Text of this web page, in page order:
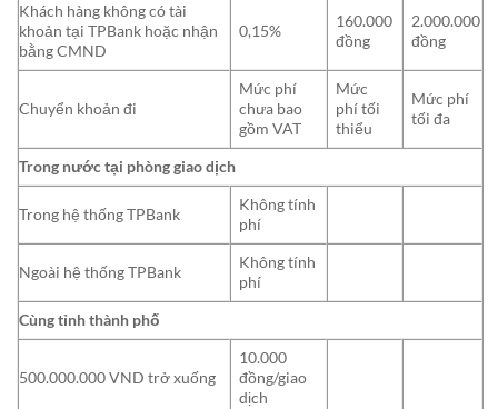
Khách hàng không có tài
khoản tại TPBank hoặc nhận
bằng CMND
0,15%
160.000
đồng
2.000.000
đồng
Chuyển khoản đi
Mức phí
chưa bao
gồm VAT
Mức
phí tối
thiểu
Mức phí
tối đa
Trong nước tại phòng giao dịch
Trong hệ thống TPBank
Không tính
phí
Ngoài hệ thống TPBank
Không tính
phí
Cùng tỉnh thành phố
500.000.000 VND trở xuống
10.000
đồng/giao
dịch